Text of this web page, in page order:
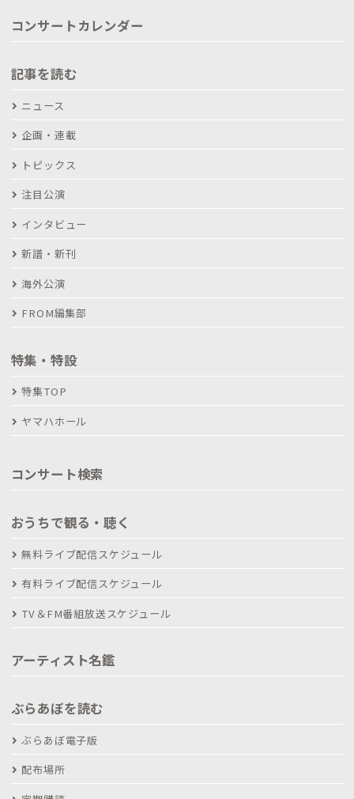
コンサートカレンダー
記事を読む
ニュース
企画・連載
トピックス
注目公演
インタビュー
新譜・新刊
海外公演
FROM編集部
特集・特設
特集TOP
ヤマハホール
コンサート検索
おうちで観る・聴く
無料ライブ配信スケジュール
有料ライブ配信スケジュール
TV＆FM番組放送スケジュール
アーティスト名鑑
ぶらあぼを読む
ぶらあぼ電子版
配布場所